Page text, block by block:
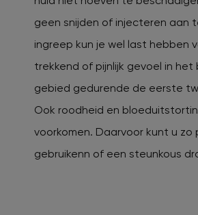
geen snijden of injecteren aan
ingreep kun je wel last hebben
trekkend of pijnlijk gevoel in het
gebied gedurende de eerste
Ook roodheid en
voorkomen. Daarvoor kunt u zo
gebruikenn of een steunkous